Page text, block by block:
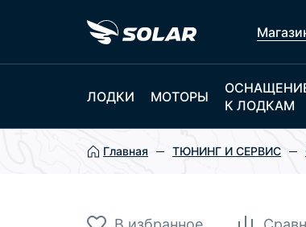
ЛОДКИ МОТОРЫ
К ЛОДКАМ
Главная ТЮНИНГ И СЕРВИС